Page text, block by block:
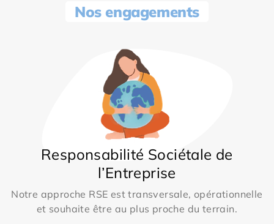
Nos engagements
Responsabilité Sociétale de
l’Entreprise
Notre approche RSE est transversale, opérationnelle
et souhaite être au plus proche du terrain.